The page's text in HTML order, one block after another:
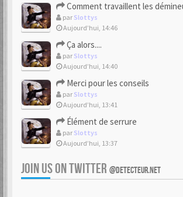
Comment travaillent les
par Slottys
Aujourd’hui, 14:46
Ça alors....
par Slottys
Aujourd’hui, 14:40
Merci pour les conseils
par Slottys
Aujourd’hui, 13:41
Élément de serrure
par Slottys
Aujourd’hui, 13:37
JOIN US ON TWITTER @DETECTEUR.NET